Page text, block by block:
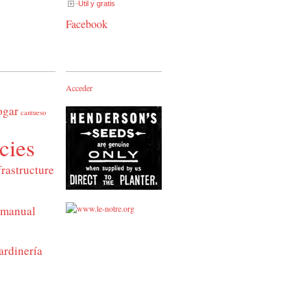
Útil y gratis
Facebook
cantueso
manual
Acceder